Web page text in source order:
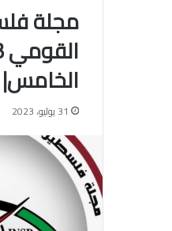
مجلة
الخامس|
31 يوليو، 2023